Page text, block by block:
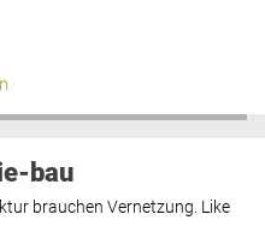
bau
brauchen Vernetzung. Like